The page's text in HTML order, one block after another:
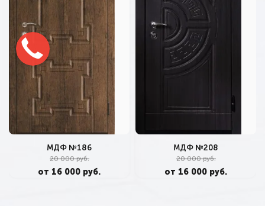
МДФ №186
20 000 руб.
от 16 000 руб.
МДФ №208
20 000 руб.
от 16 000 руб.